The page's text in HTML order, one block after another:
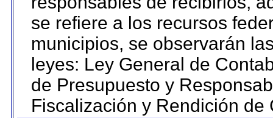
se refiere a los recursos
municipios, se observarán
leyes: Ley General de
de Presupuesto y
Fiscalización y Rendición